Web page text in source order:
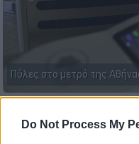
Do Not Process My
Πύλες στο μετρό της